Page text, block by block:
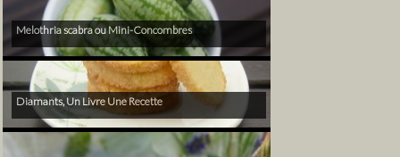
Melothria scabra ou Mini-Concombres
Diamants, Un Livre Une Recette